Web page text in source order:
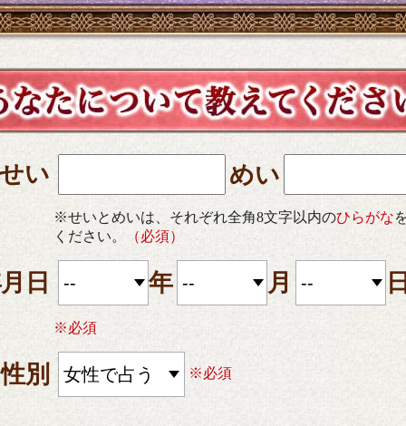
せい めい
※せいとめいは、それぞれ全角8文字以内のひらがな
ください。
（必須）
日 年 月
※必須
性別 ※必須